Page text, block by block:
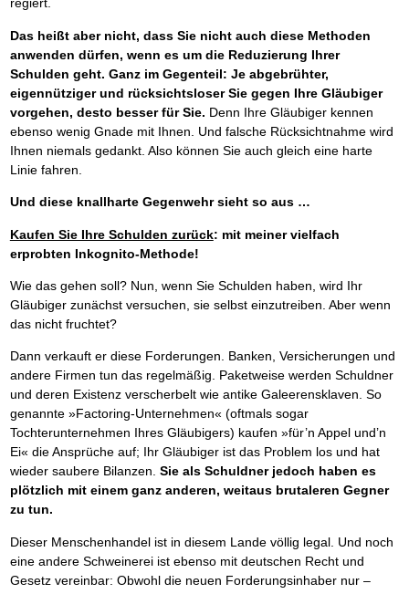
regiert.
Das heißt aber nicht, dass Sie nicht auch diese Methoden
anwenden dürfen, wenn es um die Reduzierung Ihrer
Schulden geht. Ganz im Gegenteil: Je abgebrühter,
eigennütziger und rücksichtsloser Sie gegen Ihre Gläubiger
vorgehen, desto besser für Sie. Denn Ihre Gläubiger kennen
ebenso wenig Gnade mit Ihnen. Und falsche Rücksichtnahme wird
Ihnen niemals gedankt. Also können Sie auch gleich eine harte
Linie fahren.
Und diese knallharte Gegenwehr sieht so aus …
Kaufen Sie Ihre Schulden zurück: mit meiner vielfach
erprobten Inkognito-Methode!
Wie das gehen soll? Nun, wenn Sie Schulden haben, wird Ihr
Gläubiger zunächst versuchen, sie selbst einzutreiben. Aber wenn
das nicht fruchtet?
Dann verkauft er diese Forderungen. Banken, Versicherungen und
andere Firmen tun das regelmäßig. Paketweise werden Schuldner
und deren Existenz verscherbelt wie antike Galeerensklaven. So
genannte »Factoring-Unternehmen« (oftmals sogar
Tochterunternehmen Ihres Gläubigers) kaufen »für’n Appel und’n
Ei« die Ansprüche auf; Ihr Gläubiger ist das Problem los und hat
wieder saubere Bilanzen. Sie als Schuldner jedoch haben es
plötzlich mit einem ganz anderen, weitaus brutaleren Gegner
zu tun.
Dieser Menschenhandel ist in diesem Lande völlig legal. Und noch
eine andere Schweinerei ist ebenso mit deutschen Recht und
Gesetz vereinbar: Obwohl die neuen Forderungsinhaber nur –